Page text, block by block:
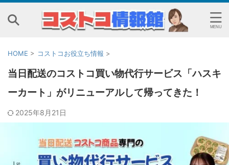
HOME > コストコお役立ち情報 >
当日配送のコストコ買い物代行サービス「ハスキ
ーカート」がリニューアルして帰ってきた！
2025年8月21日